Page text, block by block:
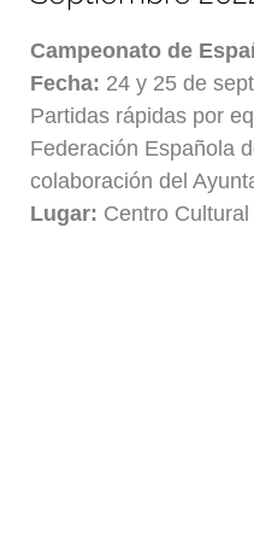
Campeonato de
Fecha: 24 y 25 de
Partidas rápidas por
Federación Española
colaboración del
Lugar: Centro